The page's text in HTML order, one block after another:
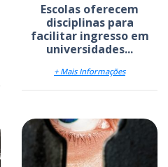
Escolas oferecem
disciplinas para
facilitar ingresso em
universidades...
+ Mais Informações